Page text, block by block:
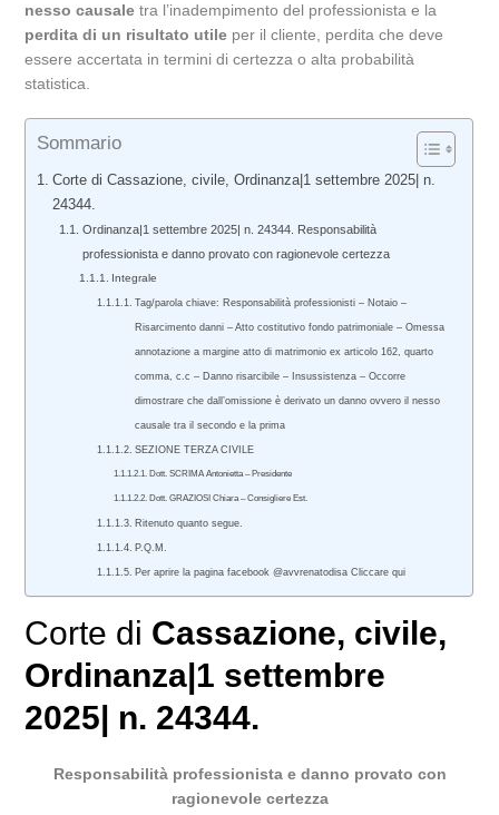
nesso causale tra l’inadempimento del professionista e la
perdita di un risultato utile per il cliente, perdita che deve
essere accertata in termini di certezza o alta probabilità
statistica.
Sommario
Corte di Cassazione, civile, Ordinanza|1 settembre 2025| n.
24344.
Ordinanza|1 settembre 2025| n. 24344. Responsabilità
professionista e danno provato con ragionevole certezza
Integrale
Tag/parola chiave: Responsabilità professionisti – Notaio –
Risarcimento danni – Atto costitutivo fondo patrimoniale – Omessa
annotazione a margine atto di matrimonio ex articolo 162, quarto
comma, c.c – Danno risarcibile – Insussistenza – Occorre
dimostrare che dall’omissione è derivato un danno ovvero il nesso
causale tra il secondo e la prima
SEZIONE TERZA CIVILE
Dott. SCRIMA Antonietta – Presidente
Dott. GRAZIOSI Chiara – Consigliere Est.
Ritenuto quanto segue.
P.Q.M.
Per aprire la pagina facebook @avvrenatodisa Cliccare qui
Corte di Cassazione, civile,
Ordinanza|1 settembre
2025| n. 24344.
Responsabilità professionista e danno provato con
ragionevole certezza